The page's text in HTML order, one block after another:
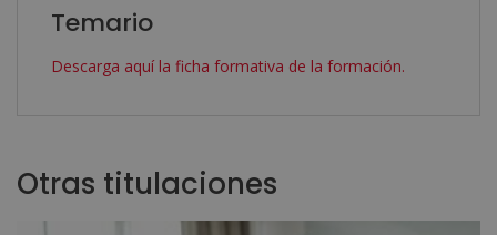
Temario
Descarga aquí la ficha formativa de la formación.
Otras titulaciones